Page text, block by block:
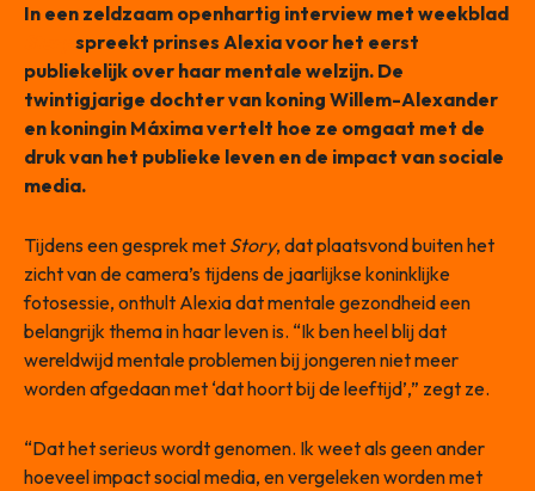
In een zeldzaam openhartig interview met weekblad
spreekt prinses Alexia voor het eerst
publiekelijk over haar mentale welzijn. De
twintigjarige dochter van koning Willem-Alexander
en koningin Máxima vertelt hoe ze omgaat met de
druk van het publieke leven en de impact van sociale
media.
Tijdens een gesprek met Story, dat plaatsvond buiten het
zicht van de camera’s tijdens de jaarlijkse koninklijke
fotosessie, onthult Alexia dat mentale gezondheid een
belangrijk thema in haar leven is. “Ik ben heel blij dat
wereldwijd mentale problemen bij jongeren niet meer
worden afgedaan met ‘dat hoort bij de leeftijd’,” zegt ze.
“Dat het serieus wordt genomen. Ik weet als geen ander
hoeveel impact social media, en vergeleken worden met